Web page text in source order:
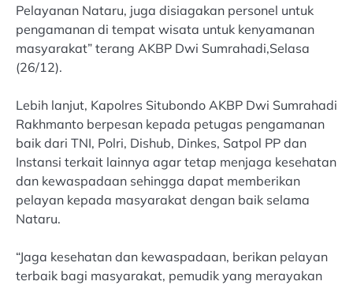
Pelayanan Nataru, juga disiagakan personel untuk
pengamanan di tempat wisata untuk kenyamanan
masyarakat” terang AKBP Dwi Sumrahadi,Selasa
(26/12).
Lebih lanjut, Kapolres Situbondo AKBP Dwi Sumrahadi
Rakhmanto berpesan kepada petugas pengamanan
baik dari TNI, Polri, Dishub, Dinkes, Satpol PP dan
Instansi terkait lainnya agar tetap menjaga kesehatan
dan kewaspadaan sehingga dapat memberikan
pelayan kepada masyarakat dengan baik selama
Nataru.
“Jaga kesehatan dan kewaspadaan, berikan pelayan
terbaik bagi masyarakat, pemudik yang merayakan